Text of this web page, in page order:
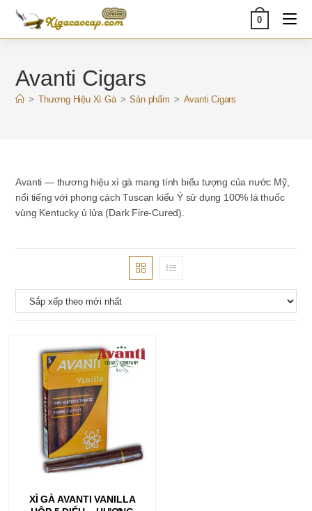
Skip
content
0
Avanti Cigars
> Thương Hiệu Xì Gà > Sản phẩm > Avanti Cigars
Avanti — thương hiệu xì gà mang tính biểu tượng của nước Mỹ,
nổi tiếng với phong cách Tuscan kiểu Ý sử dụng 100% lá thuốc
vùng Kentucky ủ lửa (Dark Fire-Cured).
THÊM VÀO GIỎ HÀNG
XÌ GÀ AVANTI VANILLA